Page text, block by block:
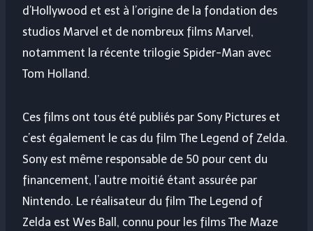
d’Hollywood et est à l’origine de la fondation des
studios Marvel et de nombreux films Marvel,
notamment la récente trilogie Spider-Man avec
Tom Holland.
Ces films ont tous été publiés par Sony Pictures et
c’est également le cas du film The Legend of Zelda.
Sony est même responsable de 50 pour cent du
financement, l’autre moitié étant assurée par
Nintendo. Le réalisateur du film The Legend of
Zelda est Wes Ball, connu pour les films The Maze